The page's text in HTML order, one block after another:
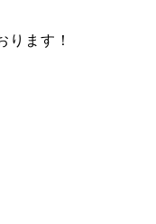
ります！